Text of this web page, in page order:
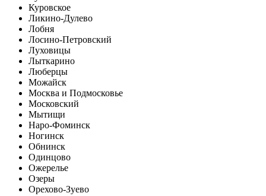
Куровское
Ликино-Дулево
Лобня
Лосино-Петровский
Луховицы
Лыткарино
Люберцы
Можайск
Москва и Подмосковье
Московский
Мытищи
Наро-Фоминск
Ногинск
Обнинск
Одинцово
Ожерелье
Озеры
Орехово-Зуево